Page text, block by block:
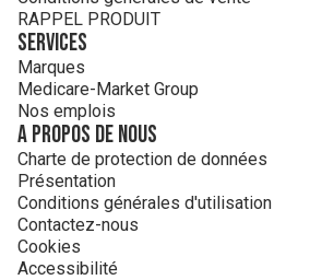
RAPPEL PRODUIT
Services
Marques
Medicare-Market Group
Nos emplois
A propos de nous
Charte de protection de données
Présentation
Conditions générales d'utilisation
Contactez-nous
Cookies
Accessibilité